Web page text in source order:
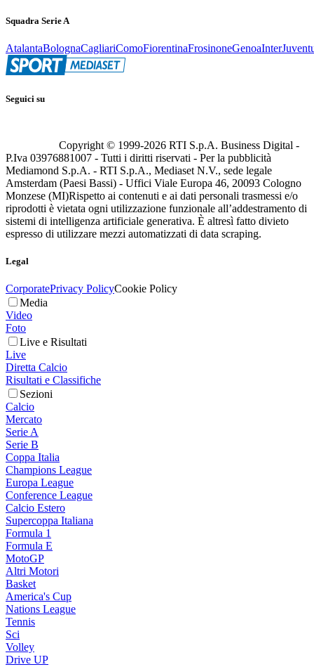
Squadra Serie A
AtalantaBolognaCagliariComoFiorentinaFrosinoneGenoaInter
Seguici su
Copyright © 1999-2026 RTI S.p.A. Business Digital -
P.Iva 03976881007 - Tutti i diritti riservati - Per la pubblicità
Mediamond S.p.A. - RTI S.p.A., Mediaset N.V., sede legale
Amsterdam (Paesi Bassi) - Uffici Viale Europa 46, 20093 Cologno
Monzese (MI)Rispetto ai contenuti e ai dati personali trasmessi e/o
riprodotti è vietata ogni utilizzazione funzionale all’addestramento di
sistemi di intelligenza artificiale generativa. È altresì fatto divieto
espresso di utilizzare mezzi automatizzati di data scraping.
Legal
CorporatePrivacy PolicyCookie Policy
Media
Video
Foto
Live e Risultati
Live
Diretta Calcio
Risultati e Classifiche
Sezioni
Calcio
Mercato
Serie A
Serie B
Coppa Italia
Champions League
Europa League
Conference League
Calcio Estero
Supercoppa Italiana
Formula 1
Formula E
MotoGP
Altri Motori
Basket
America's Cup
Nations League
Tennis
Sci
Volley
Drive UP